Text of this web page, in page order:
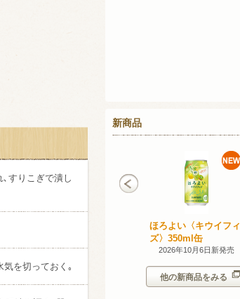
､すりこぎで潰し
を切っておく｡
新商品
ほろよい〈キウイフィ
ズ〉350ml缶
2026年10月6日新発売
750ml瓶
2026年7月14日新発売
他の新商品をみる